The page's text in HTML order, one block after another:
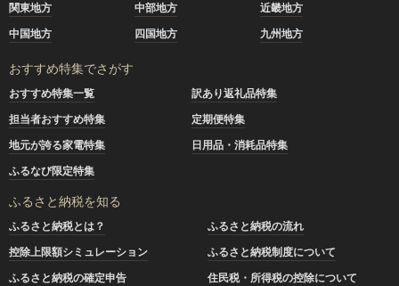
関東地方
中部地方
近畿地方
中国地方
四国地方 九州地方
おすすめ特集でさがす
おすすめ特集一覧
訳あり返礼品特集
担当者おすすめ特集
定期便特集
地元が誇る家電特集
日用品・消耗品特集
ふるなび限定特集
ふるさと納税を知る
ふるさと納税とは？
ふるさと納税の流れ
控除上限額シミュレーション
ふるさと納税制度について
ふるさと納税の確定申告
住民税・所得税の控除について